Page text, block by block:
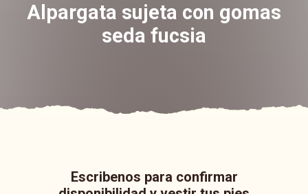
Alpargata sujeta con gomas
seda fucsia
Escribenos para confirmar